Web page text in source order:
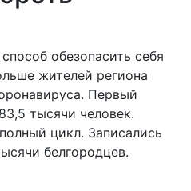
обезопасить себя
жителей региона
Первый
тысячи человек.
цикл. Записались
белгородцев.